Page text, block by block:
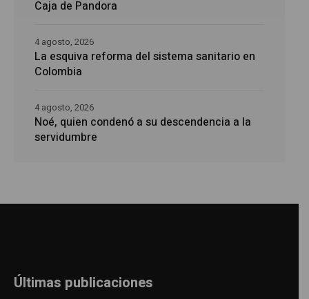
Caja de Pandora
La esquiva reforma del sistema sanitario en
Colombia
4 agosto, 2026
Noé, quien condenó a su descendencia a la
servidumbre
4 agosto, 2026
Últimas publicaciones